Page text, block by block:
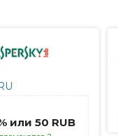
или 50 RUB